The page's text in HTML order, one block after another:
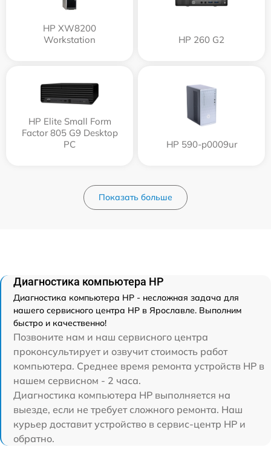
HP XW8200
Workstation
HP 260 G2
HP Elite Small Form
Factor 805 G9 Desktop
PC
HP 590-p0009ur
Показать больше
Диагностика компьютера HP
Диагностика компьютера HP - несложная задача для
нашего сервисного центра HP в Ярославле. Выполним
быстро и качественно!
Позвоните нам и наш сервисного центра
проконсультирует и озвучит стоимость работ
компьютера. Среднее время ремонта устройств HP в
нашем сервисном - 2 часа.
Диагностика компьютера HP выполняется на
выезде, если не требует сложного ремонта. Наш
курьер доставит устройство в сервис-центр HP и
обратно.